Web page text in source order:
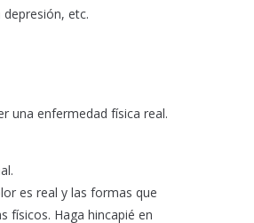
etc.
una enfermedad física real.
es real y las formas que
físicos. Haga hincapié en